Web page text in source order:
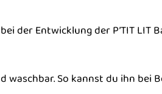
der Entwicklung der P’TIT LIT
So kannst du ihn bei